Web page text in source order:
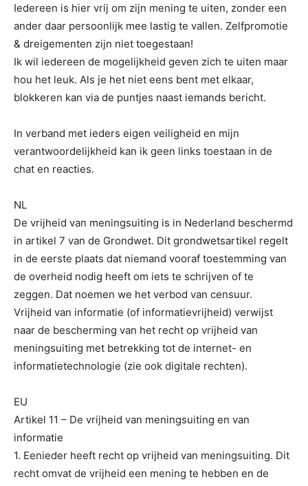
Iedereen is hier vrij om zijn mening te uiten, zonder een
ander daar persoonlijk mee lastig te vallen. Zelfpromotie
& dreigementen zijn niet toegestaan!
Ik wil iedereen de mogelijkheid geven zich te uiten maar
hou het leuk. Als je het niet eens bent met elkaar,
blokkeren kan via de puntjes naast iemands bericht.
In verband met ieders eigen veiligheid en mijn
verantwoordelijkheid kan ik geen links toestaan in de
chat en reacties.
NL
De vrijheid van meningsuiting is in Nederland beschermd
in artikel 7 van de Grondwet. Dit grondwetsartikel regelt
in de eerste plaats dat niemand vooraf toestemming van
de overheid nodig heeft om iets te schrijven of te
zeggen. Dat noemen we het verbod van censuur.
Vrijheid van informatie (of informatievrijheid) verwijst
naar de bescherming van het recht op vrijheid van
meningsuiting met betrekking tot de internet- en
informatietechnologie (zie ook digitale rechten).
EU
Artikel 11 – De vrijheid van meningsuiting en van
informatie
1. Eenieder heeft recht op vrijheid van meningsuiting. Dit
recht omvat de vrijheid een mening te hebben en de